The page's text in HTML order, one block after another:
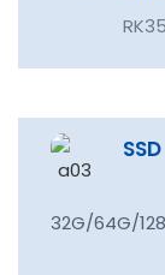
SSD
32G/64G/